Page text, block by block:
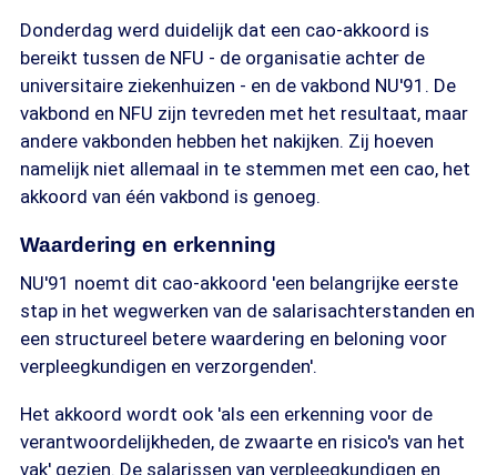
Donderdag werd duidelijk dat een cao-akkoord is
bereikt tussen de NFU - de organisatie achter de
universitaire ziekenhuizen - en de vakbond NU'91. De
vakbond en NFU zijn tevreden met het resultaat, maar
andere vakbonden hebben het nakijken. Zij hoeven
namelijk niet allemaal in te stemmen met een cao, het
akkoord van één vakbond is genoeg.
Waardering en erkenning
NU'91 noemt dit cao-akkoord 'een belangrijke eerste
stap in het wegwerken van de salarisachterstanden en
een structureel betere waardering en beloning voor
verpleegkundigen en verzorgenden'.
Het akkoord wordt ook 'als een erkenning voor de
verantwoordelijkheden, de zwaarte en risico's van het
vak' gezien. De salarissen van verpleegkundigen en